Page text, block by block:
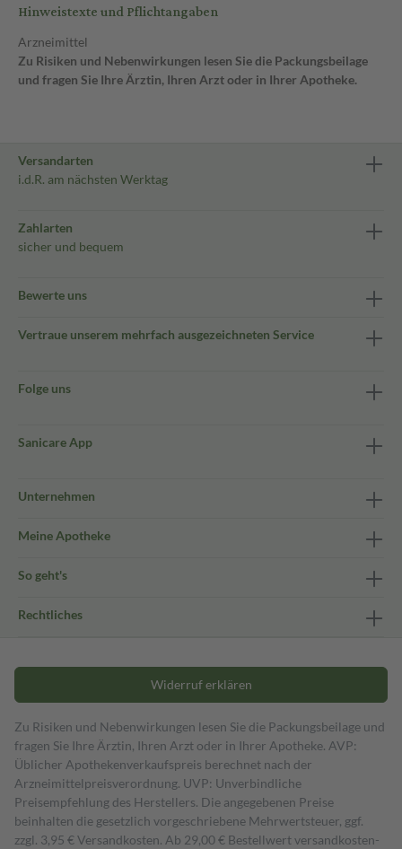
Hinweistexte und Pflichtangaben
Arzneimittel
Zu Risiken und Nebenwirkungen lesen Sie die Packungsbeilage
und fragen Sie Ihre Ärztin, Ihren Arzt oder in Ihrer Apotheke.
Versandarten
i.d.R. am nächsten Werktag
Zahlarten
sicher und bequem
Bewerte uns
Vertraue unserem mehrfach ausgezeichneten Service
Folge uns
Sanicare App
Unternehmen
Meine Apotheke
So geht's
Rechtliches
Widerruf erklären
Zu Risiken und Nebenwirkungen lesen Sie die Packungsbeilage und
fragen Sie Ihre Ärztin, Ihren Arzt oder in Ihrer Apotheke. AVP:
Üblicher Apothekenverkaufspreis berechnet nach der
Arzneimittelpreisverordnung. UVP: Unverbindliche
Preisempfehlung des Herstellers. Die angegebenen Preise
beinhalten die gesetzlich vorgeschriebene Mehrwertsteuer, ggf.
zzgl. 3,95 € Versandkosten. Ab 29,00 € Bestell­wert versand­kosten­